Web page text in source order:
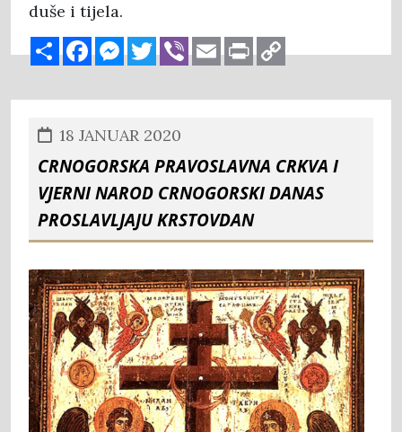
duše i tijela.
ShareFacebook
Messenger
Twitter
ViberEmailPrint
Link
18 JANUAR 2020
CRNOGORSKA PRAVOSLAVNA CRKVA I
VJERNI NAROD CRNOGORSKI DANAS
PROSLAVLJAJU KRSTOVDAN